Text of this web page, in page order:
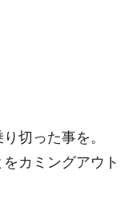
切った事を。
カミングアウト